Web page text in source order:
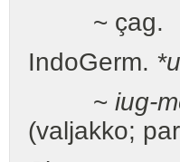
~
IndoGerm.
~ iug-
(valjakko;